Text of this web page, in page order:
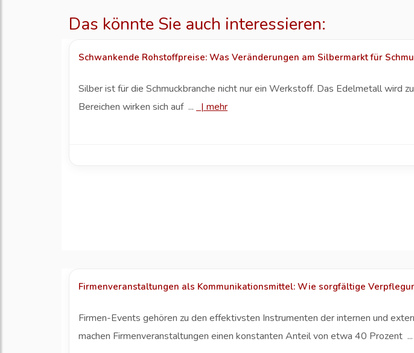
Das könnte Sie auch interessieren:
Schwankende Rohstoffpreise: Was Veränderungen am Silbermarkt für
Silber ist für die Schmuckbranche nicht nur ein Werkstoff. Das Edelmetall wird
Bereichen wirken sich auf ... |mehr
Firmenveranstaltungen als Kommunikationsmittel: Wie sorgfältige
Firmen-Events gehören zu den effektivsten Instrumenten der internen und
machen Firmenveranstaltungen einen konstanten Anteil von etwa 40 Prozent ...